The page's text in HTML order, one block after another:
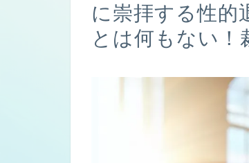
に崇拝する性的
とは何もない！